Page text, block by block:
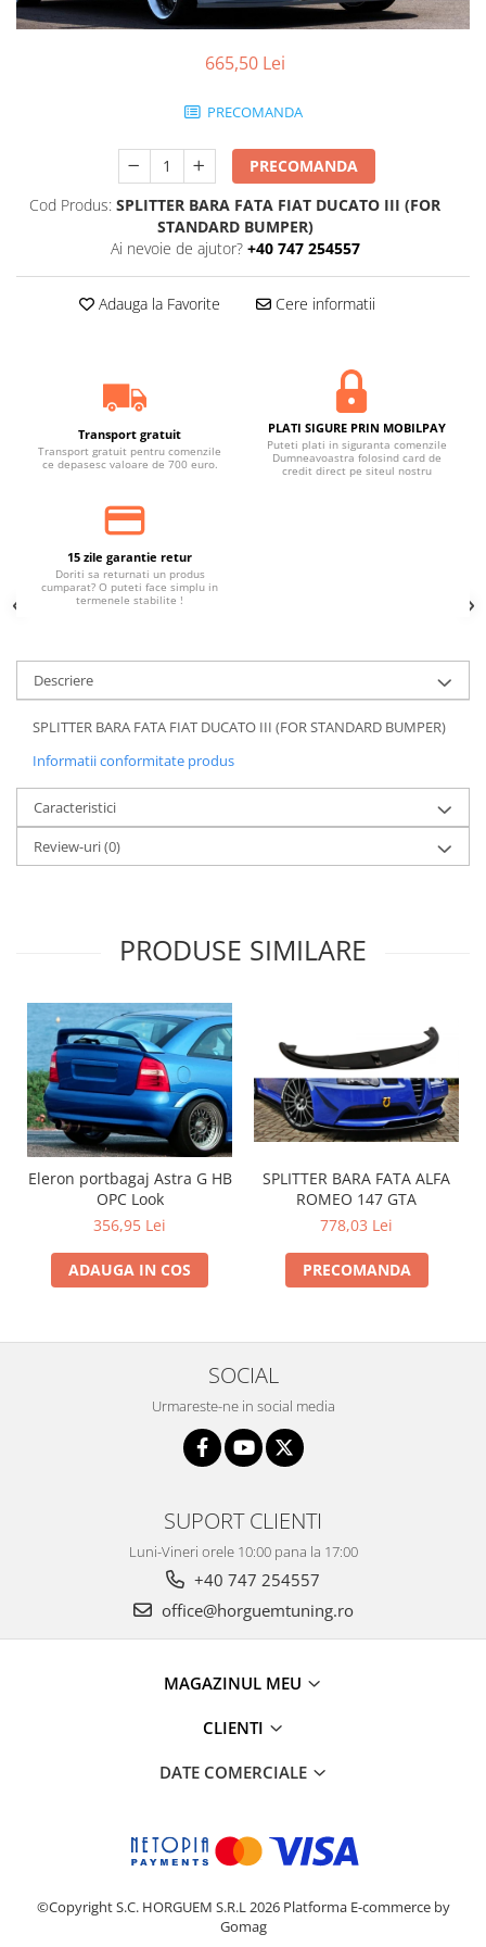
665,50 Lei
PRECOMANDA
PRECOMANDA
Cod Produs: SPLITTER BARA FATA FIAT DUCATO III (FOR
STANDARD BUMPER)
Ai nevoie de ajutor? +40 747 254557
Adauga la Favorite Cere informatii
Transport gratuit
Transport gratuit pentru comenzile
ce depasesc valoare de 700 euro.
PLATI SIGURE PRIN MOBILPAY
Puteti plati in siguranta comenzile
Dumneavoastra folosind card de
credit direct pe siteul nostru
15 zile garantie retur
Doriti sa returnati un produs
cumparat? O puteti face simplu in
termenele stabilite !
Descriere
SPLITTER BARA FATA FIAT DUCATO III (FOR STANDARD BUMPER)
Informatii conformitate produs
Caracteristici
Review-uri(0)
PRODUSE SIMILARE
Eleron portbagaj Astra G HB
OPC Look
356,95 Lei
ADAUGA IN COS
SPLITTER BARA FATA ALFA
ROMEO 147 GTA
778,03 Lei
PRECOMANDA
SOCIAL
Urmareste-ne in social media
SUPORT CLIENTI
Luni-Vineri orele 10:00 pana la 17:00
+40 747 254557
office@horguemtuning.ro
MAGAZINUL MEU
CLIENTI
DATE COMERCIALE
©Copyright S.C. HORGUEM S.R.L 2026 Platforma E-commerce by
Gomag